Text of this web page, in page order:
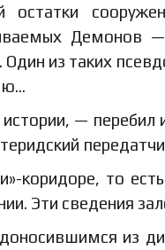
остатки
Демонов
из таких
—
коридоре, то
Эти сведения
из